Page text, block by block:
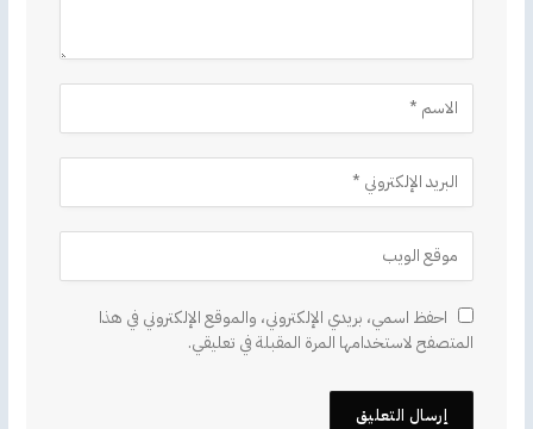
احفظ اسمي، بريدي الإلكتروني، والموقع الإلكتروني في هذا
المتصفح لاستخدامها المرة المقبلة في تعليقي.